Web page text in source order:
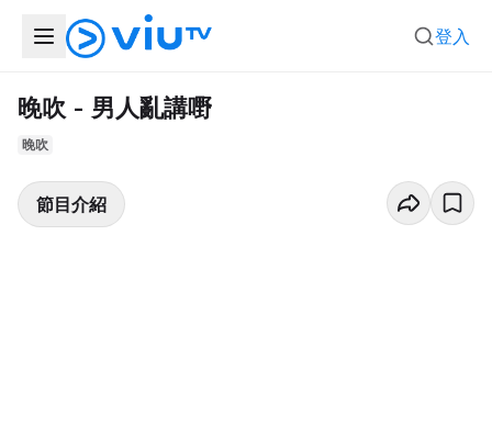
登入
晚吹 - 男人亂講嘢
晚吹
節目介紹